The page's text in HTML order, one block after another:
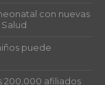
con nuevas
puede
200,000 afiliados